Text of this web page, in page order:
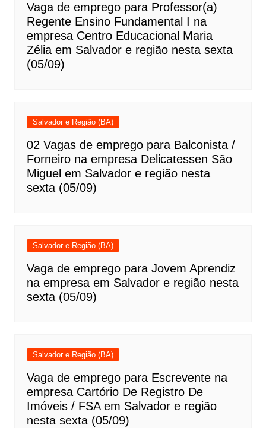
Vaga de emprego para Professor(a)
Regente Ensino Fundamental I na
empresa Centro Educacional Maria
Zélia em Salvador e região nesta sexta
(05/09)
Salvador e Região (BA)
02 Vagas de emprego para Balconista /
Forneiro na empresa Delicatessen São
Miguel em Salvador e região nesta
sexta (05/09)
Salvador e Região (BA)
Vaga de emprego para Jovem Aprendiz
na empresa em Salvador e região nesta
sexta (05/09)
Salvador e Região (BA)
Vaga de emprego para Escrevente na
empresa Cartório De Registro De
Imóveis / FSA em Salvador e região
nesta sexta (05/09)